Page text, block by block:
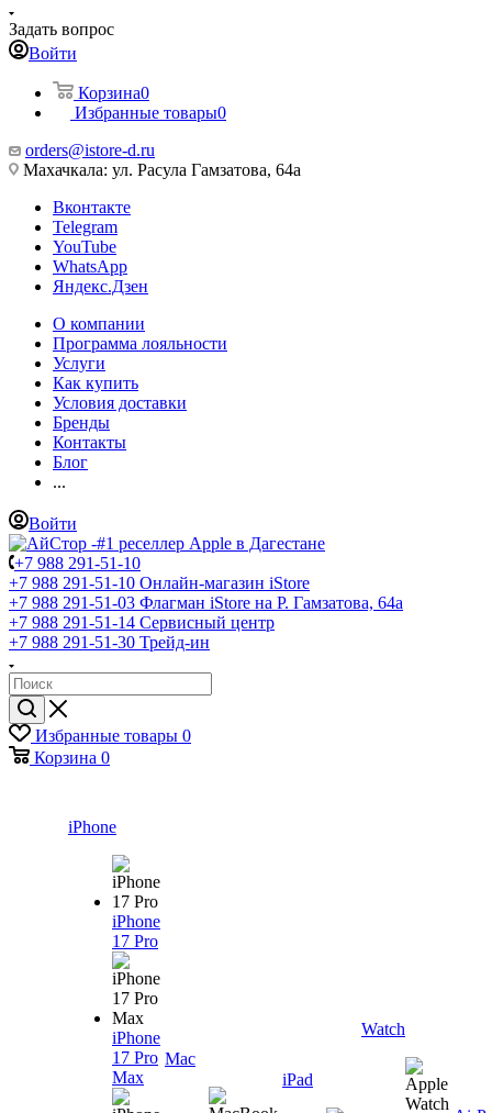
Задать вопрос
Войти
Корзина0
Избранные товары0
orders@istore-d.ru
Махачкала: ул. Расула Гамзатова, 64а
Вконтакте
Telegram
YouTube
WhatsApp
Яндекс.Дзен
О компании
Программа лояльности
Услуги
Как купить
Условия доставки
Бренды
Контакты
Блог
...
Войти
+7 988 291-51-10
+7 988 291-51-10 Онлайн-магазин iStore
+7 988 291-51-03 Флагман iStore на Р. Гамзатова, 64а
+7 988 291-51-14 Сервисный центр
+7 988 291-51-30 Трейд-ин
Избранные товары 0
Корзина 0
iPhone
iPhone
17 Pro
iPhone
17 Pro
Max
Mac
iPad
Watch